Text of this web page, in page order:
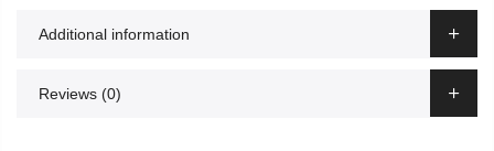
Additional information
Reviews (0)